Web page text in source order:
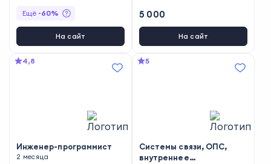
Ещё -60%
На сайт
5 000
На сайт
4,8
Инженер-программист
2 месяца
5
Системы связи, ОПС,
внутреннее